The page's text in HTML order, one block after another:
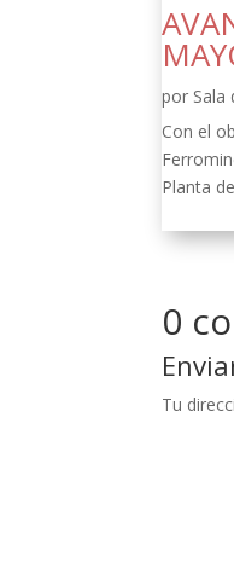
por Sala
Con el
Planta
0
Tu